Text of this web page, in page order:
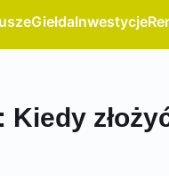
GiełdaInwestycje